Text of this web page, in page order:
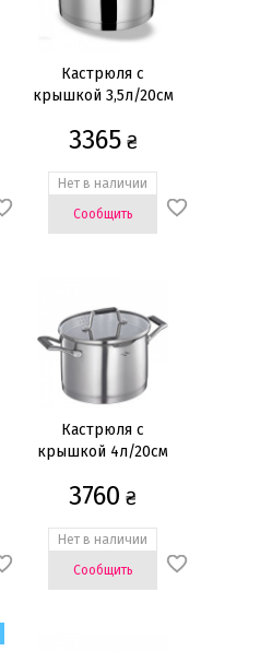
Кастрюля с
крышкой 3,5л/20см
3365₴
Нет в наличии
Сообщить
Кастрюля с
крышкой 4л/20см
3760 ₴
Нет в наличии
Сообщить